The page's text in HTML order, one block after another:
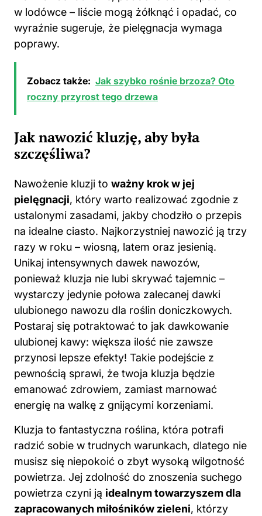
w lodówce – liście mogą żółknąć i opadać, co
wyraźnie sugeruje, że pielęgnacja wymaga
poprawy.
Zobacz także: Jak szybko rośnie brzoza? Oto
roczny przyrost tego drzewa
Jak nawozić kluzję, aby była
szczęśliwa?
Nawożenie kluzji to ważny krok w jej
pielęgnacji, który warto realizować zgodnie z
ustalonymi zasadami, jakby chodziło o przepis
na idealne ciasto. Najkorzystniej nawozić ją trzy
razy w roku – wiosną, latem oraz jesienią.
Unikaj intensywnych dawek nawozów,
ponieważ kluzja nie lubi skrywać tajemnic –
wystarczy jedynie połowa zalecanej dawki
ulubionego nawozu dla roślin doniczkowych.
Postaraj się potraktować to jak dawkowanie
ulubionej kawy: większa ilość nie zawsze
przynosi lepsze efekty! Takie podejście z
pewnością sprawi, że twoja kluzja będzie
emanować zdrowiem, zamiast marnować
energię na walkę z gnijącymi korzeniami.
Kluzja to fantastyczna roślina, która potrafi
radzić sobie w trudnych warunkach, dlatego nie
musisz się niepokoić o zbyt wysoką wilgotność
powietrza. Jej zdolność do znoszenia suchego
powietrza czyni ją idealnym towarzyszem dla
zapracowanych miłośników zieleni, którzy